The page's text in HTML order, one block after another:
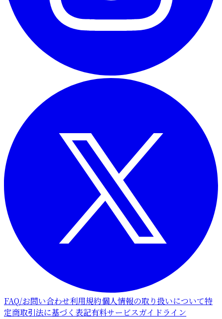
FAQ/お問い合わせ利用規約個人情報の取り扱いについて特
定商取引法に基づく表記有料サービスガイドライン